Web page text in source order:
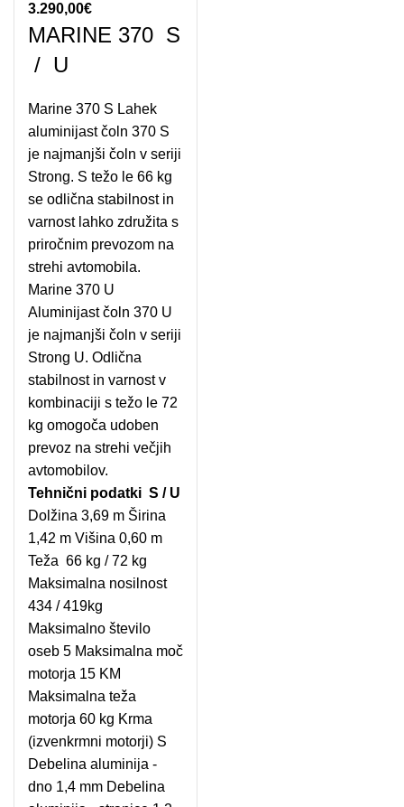
3.290,00€
MARINE 370 S
/ U
Marine 370 S Lahek
aluminijast čoln 370 S
je najmanjši čoln v seriji
Strong. S težo le 66 kg
se odlična stabilnost in
varnost lahko združita s
priročnim prevozom na
strehi avtomobila.
Marine 370 U
Aluminijast čoln 370 U
je najmanjši čoln v seriji
Strong U. Odlična
stabilnost in varnost v
kombinaciji s težo le 72
kg omogoča udoben
prevoz na strehi večjih
avtomobilov.
Tehnični podatki S / U
Dolžina 3,69 m Širina
1,42 m Višina 0,60 m
Teža 66 kg / 72 kg
Maksimalna nosilnost
434 / 419kg
Maksimalno število
oseb 5 Maksimalna moč
motorja 15 KM
Maksimalna teža
motorja 60 kg Krma
(izvenkrmni motorji) S
Debelina aluminija -
dno 1,4 mm Debelina